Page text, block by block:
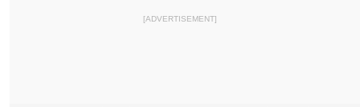
[ADVERTISEMENT]